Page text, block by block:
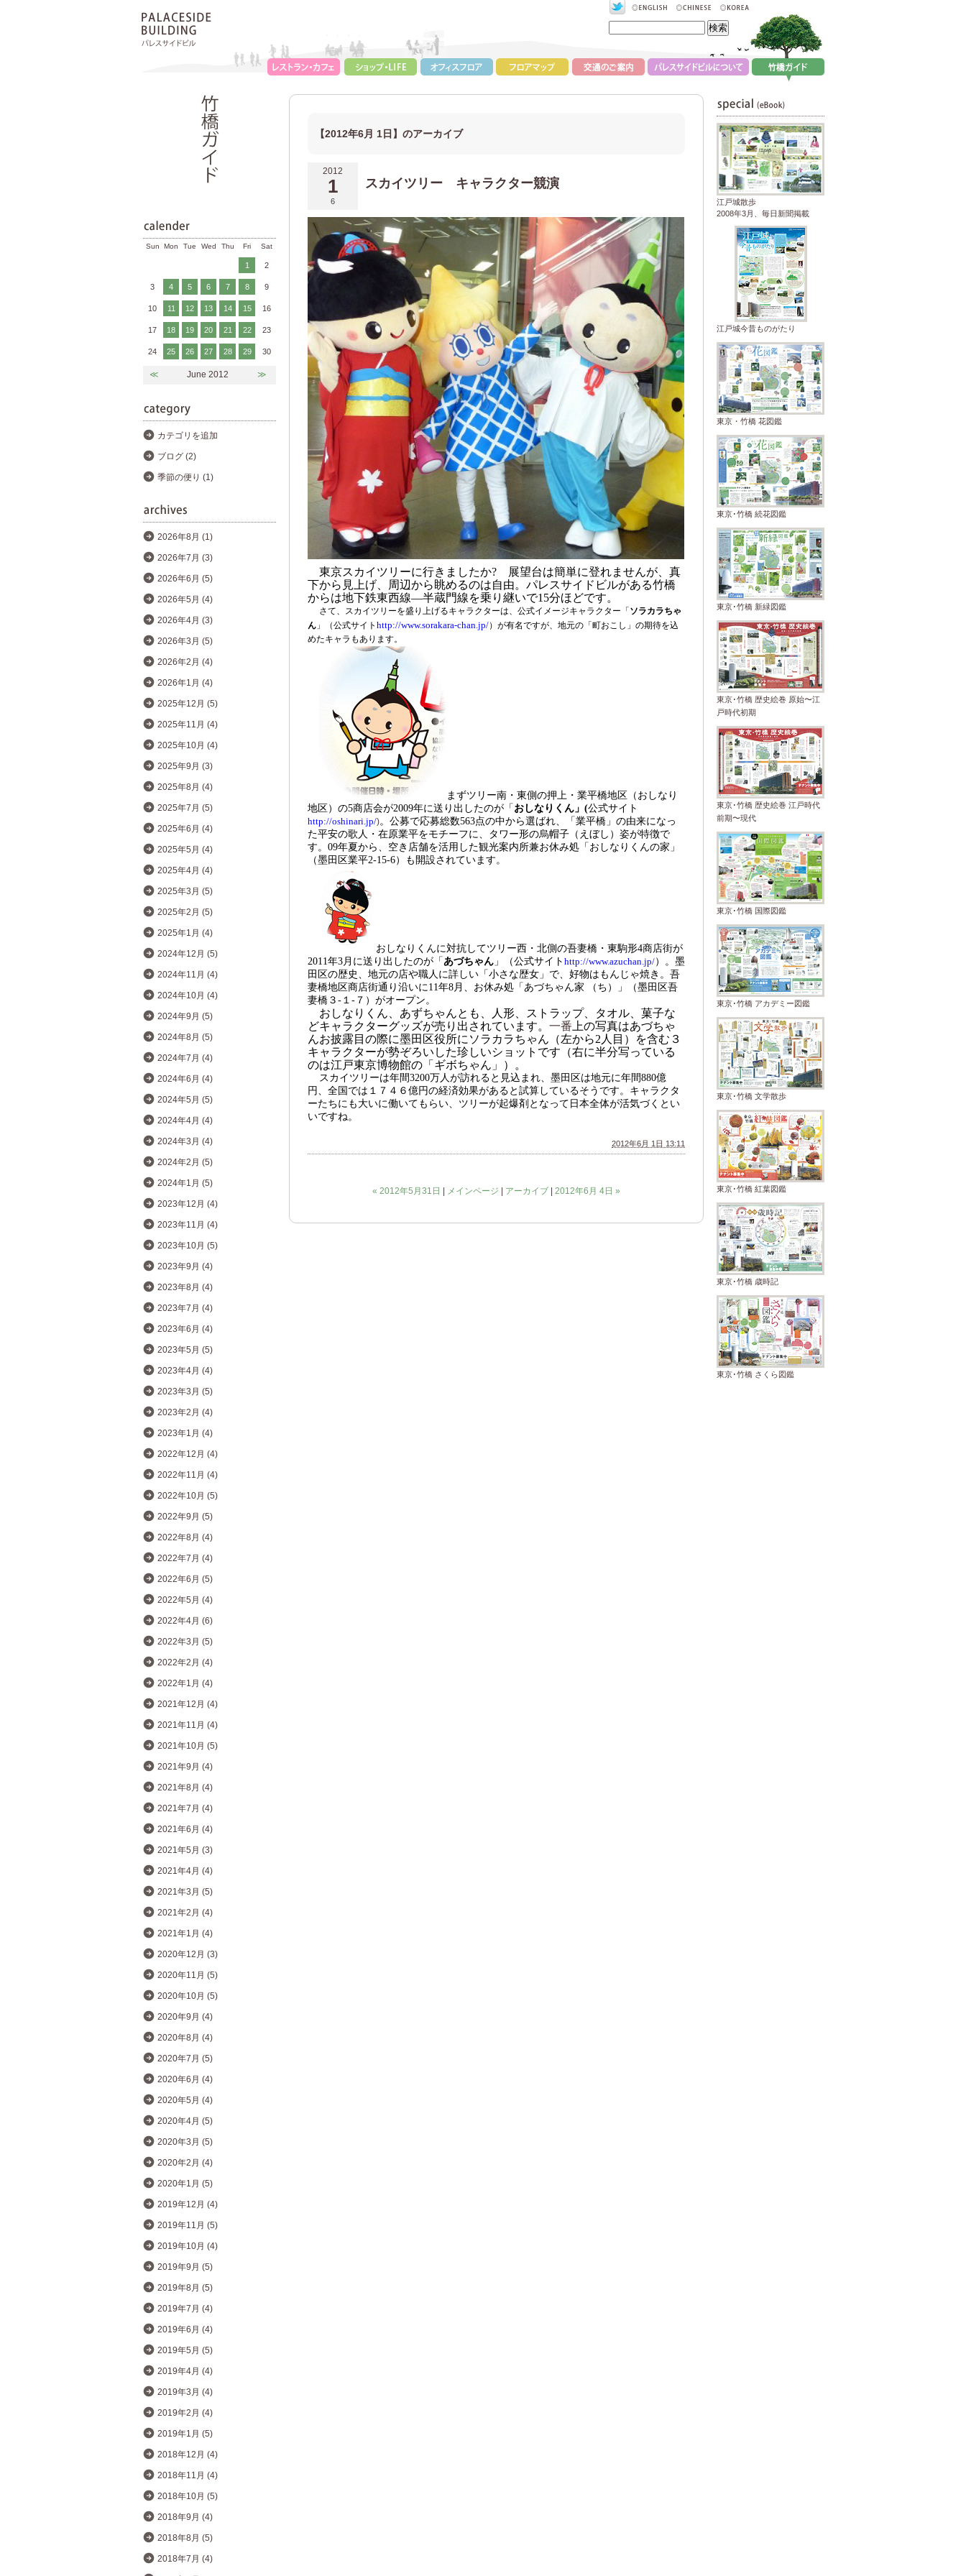
【2012年6月 1日】のアーカイブ
2012
1
6
スカイツリー キャラクター競演
東京スカイツリーに行きましたか? 展望台は簡単に登れませんが、真
下から見上げ、周辺から眺めるのは自由。パレスサイドビルがある竹橋
からは地下鉄東西線―半蔵門線を乗り継いで15分ほどです。
さて、スカイツリーを盛り上げるキャラクターは、公式イメージキャラクター「 ソラカラちゃ
ん 」 （公式サイト http://www.sorakara-chan.jp/）が有名ですが、 地元の「町おこし」の期待を込
めたキャラもあります。
まずツリー南・東側の押上・業平橋地区（おしなり
地区）の5商店会が2009年に送り出したのが「 おしなりくん」(公式サイト
http://oshinari.jp/)。公募で応募総数563点の中から選ばれ、「業平橋」の由来になっ
た平安の歌人・在原業平をモチーフに、タワー形の烏帽子（えぼし）姿が特徴で
す。 09年夏から、空き店舗を活用した観光案内所兼お休み処「おしなりくんの家」
（墨田区業平2-15-6）も開設されています。
おしなりくんに対抗してツリー西・北側の吾妻橋・東駒形4商店街が
2011年3月に送り出したのが「 あづちゃん 」（公式サイト http://www.azuchan.jp/）。墨
田区の歴史、地元の店や職人に詳しい「小さな歴女」で、好物はもんじゃ焼き。吾
妻橋地区商店街通り沿いに11年8月、お休み処「あづちゃん家 （ち）」（墨田区吾
妻橋３-１-７）がオープン。
おしなりくん、あずちゃんとも、人形、ストラップ、タオル、菓子な
どキャラクターグッズが売り出されています。 一番 上の写真はあづちゃ
んお披露目の際に墨田区役所にソラカラちゃん（左から2 人目）を含む３
キャラクターが勢ぞろいした珍しいショットです（右に半分写っている
のは江戸東京博物館の「ギボちゃん」）。
スカイツリーは年間3200万人が訪れると見込まれ、墨田区は地元に年間880億
円、全国では１７４６億円の経済効果があると試算しているそうです。キャラクタ
ーたちにも大いに働いてもらい、ツリーが起爆剤となって日本全体が活気づくとい
いですね。
2012年6月 1日 13:11
« 2012年5月31日 メインページ アーカイブ 2012年6月 4日 »
Sun Mon Tue Wed Thu Fri Sat
1 2
3 4 5 6 7 8 9
10 11 12 13 14 15 16
17 18 19 20 21 22 23
24 25 26 27 28 29 30
≪ June 2012 ≫
カテゴリを追加
ブログ (2)
季節の便り (1)
2026年8月 (1)
2026年7月 (3)
2026年6月 (5)
2026年5月 (4)
2026年4月 (3)
2026年3月 (5)
2026年2月 (4)
2026年1月 (4)
2025年12月 (5)
2025年11月 (4)
2025年10月 (4)
2025年9月 (3)
2025年8月 (4)
2025年7月 (5)
2025年6月 (4)
2025年5月 (4)
2025年4月 (4)
2025年3月 (5)
2025年2月 (5)
2025年1月 (4)
2024年12月 (5)
2024年11月 (4)
2024年10月 (4)
2024年9月 (5)
2024年8月 (5)
2024年7月 (4)
2024年6月 (4)
2024年5月 (5)
2024年4月 (4)
2024年3月 (4)
2024年2月 (5)
2024年1月 (5)
2023年12月 (4)
2023年11月 (4)
2023年10月 (5)
2023年9月 (4)
2023年8月 (4)
2023年7月 (4)
2023年6月 (4)
2023年5月 (5)
2023年4月 (4)
2023年3月 (5)
2023年2月 (4)
2023年1月 (4)
2022年12月 (4)
2022年11月 (4)
2022年10月 (5)
2022年9月 (5)
2022年8月 (4)
2022年7月 (4)
2022年6月 (5)
2022年5月 (4)
2022年4月 (6)
2022年3月 (5)
2022年2月 (4)
2022年1月 (4)
2021年12月 (4)
2021年11月 (4)
2021年10月 (5)
2021年9月 (4)
2021年8月 (4)
2021年7月 (4)
2021年6月 (4)
2021年5月 (3)
2021年4月 (4)
2021年3月 (5)
2021年2月 (4)
2021年1月 (4)
2020年12月 (3)
2020年11月 (5)
2020年10月 (5)
2020年9月 (4)
2020年8月 (4)
2020年7月 (5)
2020年6月 (4)
2020年5月 (4)
2020年4月 (5)
2020年3月 (5)
2020年2月 (4)
2020年1月 (5)
2019年12月 (4)
2019年11月 (5)
2019年10月 (4)
2019年9月 (5)
2019年8月 (5)
2019年7月 (4)
2019年6月 (4)
2019年5月 (5)
2019年4月 (4)
2019年3月 (4)
2019年2月 (4)
2019年1月 (5)
2018年12月 (4)
2018年11月 (4)
2018年10月 (5)
2018年9月 (4)
2018年8月 (5)
2018年7月 (4)
江戸城散歩
2008年3月、毎日新聞掲載
江戸城今昔ものがたり
東京・竹橋 花図鑑
東京･竹橋 続花図鑑
東京･竹橋 新緑図鑑
東京･竹橋 歴史絵巻 原始〜江
戸時代初期
東京･竹橋 歴史絵巻 江戸時代
前期〜現代
東京･竹橋 国際図鑑
東京･竹橋 アカデミー図鑑
東京･竹橋 文学散歩
東京･竹橋 紅葉図鑑
東京･竹橋 歳時記
東京･竹橋 さくら図鑑